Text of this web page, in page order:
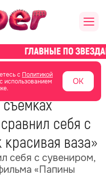
с Политикой
использованием
ОК
новости
себя с
ваза»
себя с сувениром,
«Папины